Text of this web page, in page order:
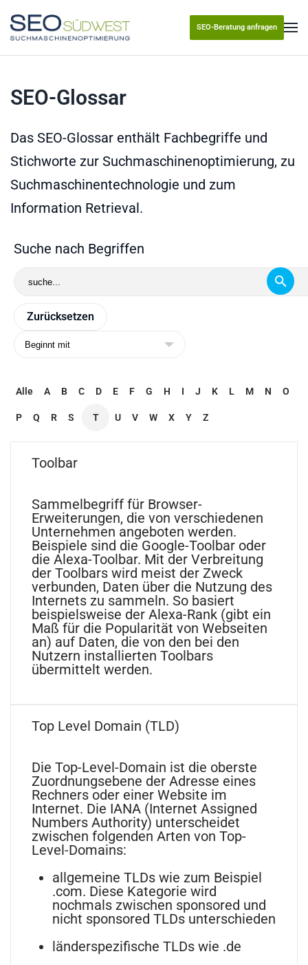
Skip to main content
SEO-Beratung anfragen
SEO-Glossar
Das SEO-Glossar enthält Fachbegriffe und
Stichworte zur Suchmaschinenoptimierung, zu
Suchmaschinentechnologie und zum
Information Retrieval.
Suche nach Begriffen
Alle A B C D E F G H I J K L M N O
P Q R S T U V W X Y Z
Toolbar
Sammelbegriff für Browser-
Erweiterungen, die von verschiedenen
Unternehmen angeboten werden.
Beispiele sind die Google-Toolbar oder
die Alexa-Toolbar. Mit der Verbreitung
der Toolbars wird meist der Zweck
verbunden, Daten über die Nutzung des
Internets zu sammeln. So basiert
beispielsweise der Alexa-Rank (gibt ein
Maß für die Popularität von Webseiten
an) auf Daten, die von den bei den
Nutzern installierten Toolbars
übermittelt werden.
Top Level Domain (TLD)
Die Top-Level-Domain ist die oberste
Zuordnungsebene der Adresse eines
Rechners oder einer Website im
Internet. Die IANA (Internet Assigned
Numbers Authority) unterscheidet
zwischen folgenden Arten von Top-
Level-Domains:
allgemeine TLDs wie zum Beispiel
.com. Diese Kategorie wird
nochmals zwischen sponsored und
nicht sponsored TLDs unterschieden
länderspezifische TLDs wie .de